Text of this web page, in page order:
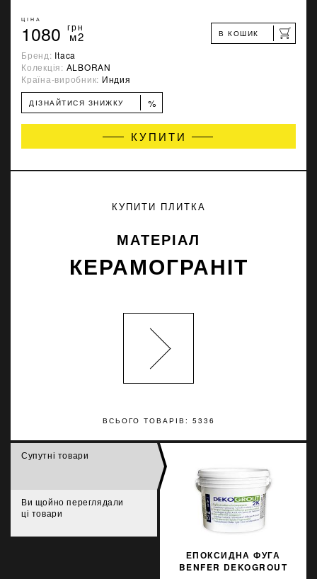
ЦІНА
1080 грн
м2 В КОШИК
Бренд: Itaca
Колекція: ALBORAN
Країна-виробник: Индия
ДІЗНАЙТИСЯ ЗНИЖКУ %
КУПИТИ
ВСЬОГО ТОВАРІВ: 5336
КУПИТИ ПЛИТКА
МАТЕРІАЛ
КЕРАМОГРАНІТ
Супутні товари
Ви щойно переглядали
ці товари
ЕПОКСИДНА ФУГА
BENFER DEKOGROUT